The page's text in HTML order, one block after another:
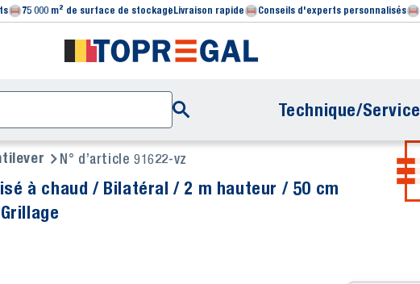
75 000 m² de surface de stockage Livraison rapide Conseils d'experts personnalisés
Technique/Service
N° d’article 91622-vz
à chaud / Bilatéral / 2 m hauteur / 50 cm